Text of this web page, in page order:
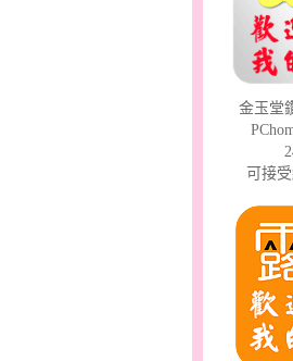
金玉堂
可接